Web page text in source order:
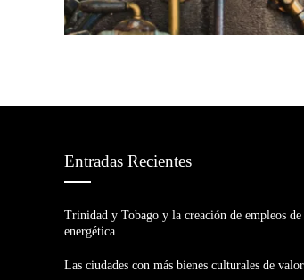
Entradas Recientes
Trinidad y Tobago y la creación de empleos
energética
Las ciudades con más bienes culturales de